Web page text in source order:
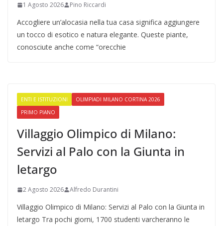
1 Agosto 2026 Pino Riccardi
Accogliere un’alocasia nella tua casa significa aggiungere
un tocco di esotico e natura elegante. Queste piante,
conosciute anche come “orecchie
ENTI E ISTITUZIONI
OLIMPIADI MILANO CORTINA 2026
PRIMO PIANO
Villaggio Olimpico di Milano:
Servizi al Palo con la Giunta in
letargo
2 Agosto 2026 Alfredo Durantini
Villaggio Olimpico di Milano: Servizi al Palo con la Giunta in
letargo Tra pochi giorni, 1700 studenti varcheranno le